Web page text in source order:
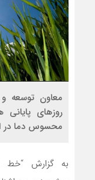
معاون توسعه
روزهای
محسوس دما در
به گزارش “خط